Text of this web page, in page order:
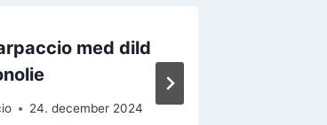
med dild
24. december 2024